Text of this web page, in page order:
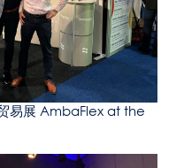
易展 AmbaFlex at the